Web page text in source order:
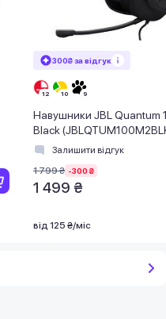
300₴ за відгук
Навушники JBL Quantum
Black
Залишити відгук
1 799 ₴ -300 ₴
1 499 ₴
від 125 ₴/міс